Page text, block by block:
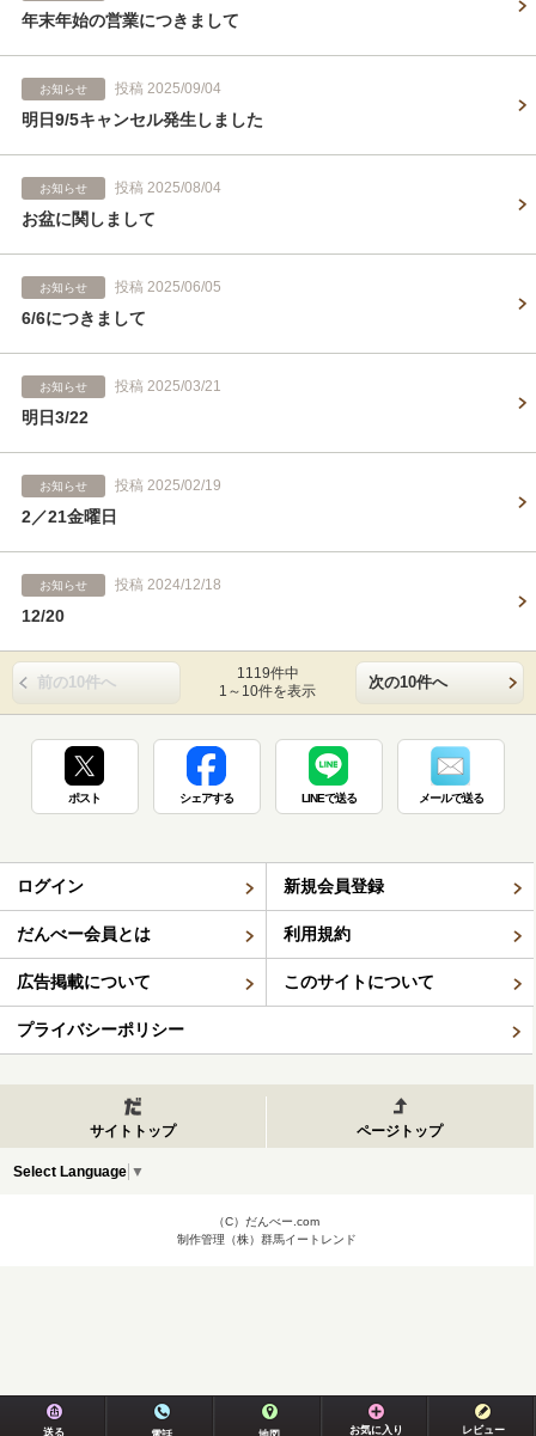
年末年始の営業につきまして
お知らせ 投稿 2025/09/04
明日9/5キャンセル発生しました
お知らせ 投稿 2025/08/04
お盆に関しまして
お知らせ 投稿 2025/06/05
6/6につきまして
お知らせ 投稿 2025/03/21
明日3/22
お知らせ 投稿 2025/02/19
2／21金曜日
お知らせ 投稿 2024/12/18
12/20
前の10件へ
1119件中
1～10件を表示
次の10件へ
ポスト シェアする LINEで送る メールで送る
ログイン 新規会員登録
だんべー会員とは 利用規約
広告掲載について このサイトについて
プライバシーポリシー
サイトトップ ページトップ
Select Language ▼
（C）だんべー.com
制作管理（株）群馬イートレンド
送る お気に入り レビュー